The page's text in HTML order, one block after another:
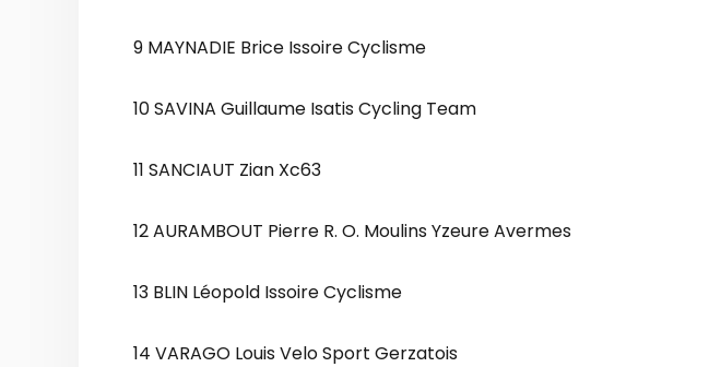
9 MAYNADIE Brice Issoire Cyclisme
10 SAVINA Guillaume Isatis Cycling Team
11 SANCIAUT Zian Xc63
12 AURAMBOUT Pierre R. O. Moulins Yzeure Avermes
13 BLIN Léopold Issoire Cyclisme
14 VARAGO Louis Velo Sport Gerzatois